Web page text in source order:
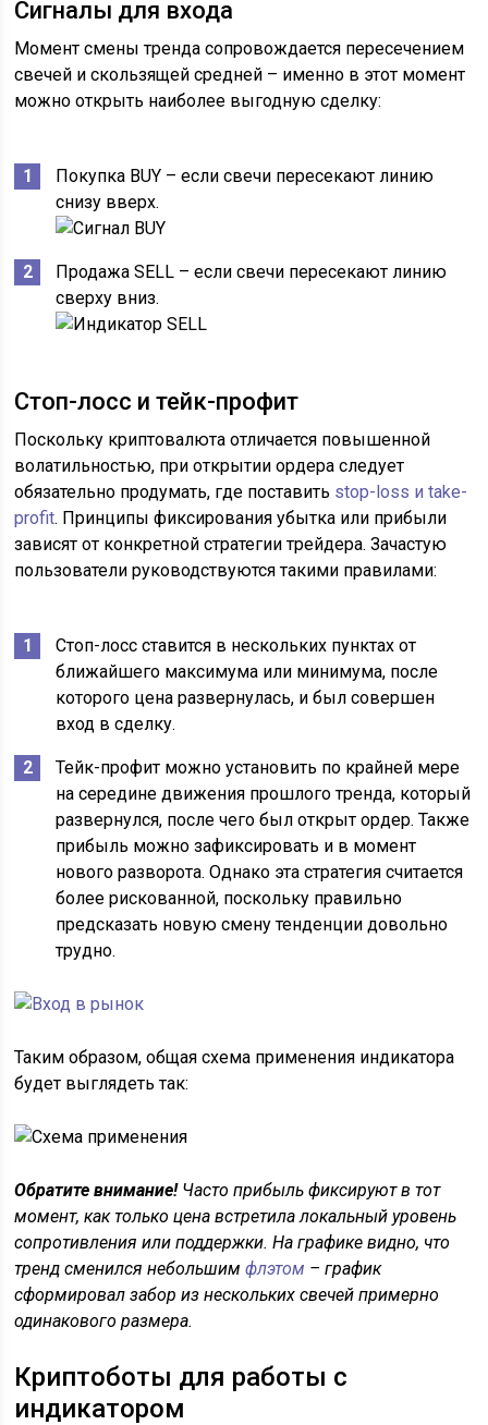
Сигналы для входа
Момент смены тренда сопровождается пересечением
свечей и скользящей средней – именно в этот момент
можно открыть наиболее выгодную сделку:
Покупка BUY – если свечи пересекают линию
снизу вверх.
Продажа SELL – если свечи пересекают линию
сверху вниз.
Стоп-лосс и тейк-профит
Поскольку криптовалюта отличается повышенной
волатильностью, при открытии ордера следует
обязательно продумать, где поставить stop-loss и take-
profit. Принципы фиксирования убытка или прибыли
зависят от конкретной стратегии трейдера. Зачастую
пользователи руководствуются такими правилами:
Стоп-лосс ставится в нескольких пунктах от
ближайшего максимума или минимума, после
которого цена развернулась, и был совершен
вход в сделку.
Тейк-профит можно установить по крайней мере
на середине движения прошлого тренда, который
развернулся, после чего был открыт ордер. Также
прибыль можно зафиксировать и в момент
нового разворота. Однако эта стратегия считается
более рискованной, поскольку правильно
предсказать новую смену тенденции довольно
трудно.
Таким образом, общая схема применения индикатора
будет выглядеть так:
Обратите внимание!Часто прибыль фиксируют в тот
момент, как только цена встретила локальный уровень
сопротивления или поддержки. На графике видно, что
тренд сменился небольшимфлэтом – график
сформировал забор из нескольких свечей примерно
одинакового размера.
Криптоботы для работы с
индикатором